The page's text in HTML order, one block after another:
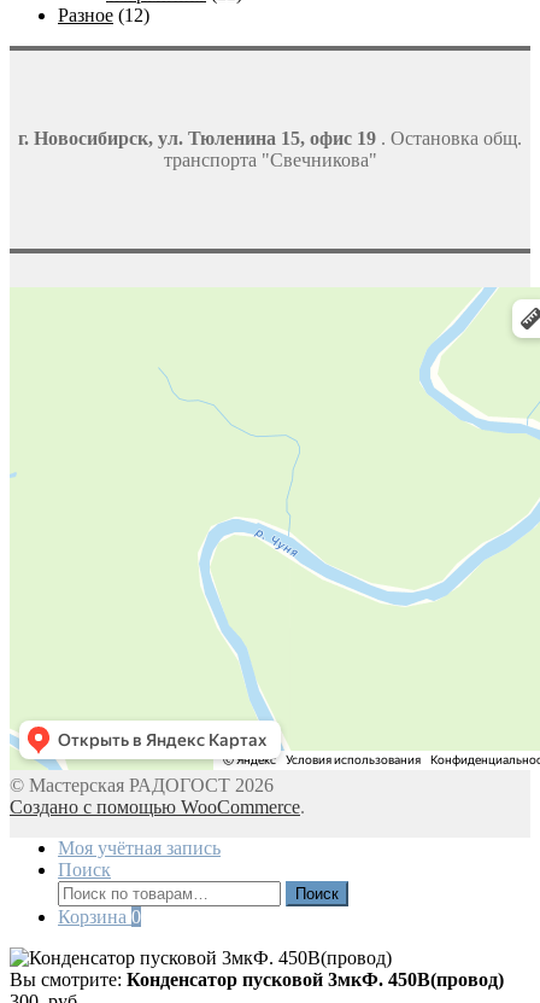
Разное (12)
г. Новосибирск, ул. Тюленина 15, офис 19 . Остановка общ.
транспорта "Свечникова"
© Мастерская РАДОГОСТ 2026
Создано с помощью WooCommerce.
Моя учётная запись
Поиск
Искать:
Поиск
Корзина 0
Вы смотрите: Конденсатор пусковой 3мкФ. 450В(провод)